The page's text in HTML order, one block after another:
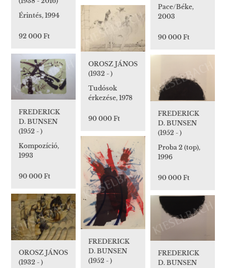
Érintés, 1994
92 000 Ft
Pace/Béke,
2003
90 000 Ft
OROSZ JÁNOS
(1932 - )
Tudósok
érkezése, 1978
90 000 Ft
FREDERICK
D. BUNSEN
(1952 - )
Kompozíció,
1993
90 000 Ft
FREDERICK
D. BUNSEN
(1952 - )
Proba 2 (top),
1996
90 000 Ft
FREDERICK
D. BUNSEN
(1952 - )
OROSZ JÁNOS
(1932 - )
FREDERICK
D. BUNSEN